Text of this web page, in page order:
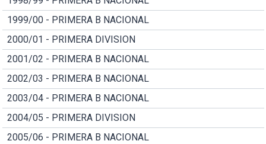
1999/00 - PRIMERA B NACIONAL
2000/01 - PRIMERA DIVISION
2001/02 - PRIMERA B NACIONAL
2002/03 - PRIMERA B NACIONAL
2003/04 - PRIMERA B NACIONAL
2004/05 - PRIMERA DIVISION
2005/06 - PRIMERA B NACIONAL